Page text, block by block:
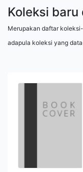
Koleksi
Merupakan daftar
adapula koleksi yang